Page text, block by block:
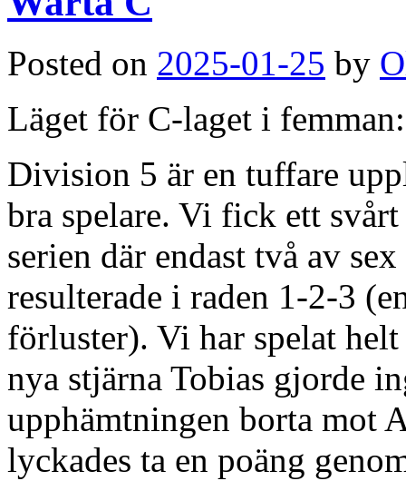
Posted on 2025-01-25 by
Läget för C-laget i femman:
Division 5 är en tuffare
bra spelare. Vi fick ett
serien där endast två av
resulterade i raden 1-2-3
förluster). Vi har spelat
nya stjärna Tobias gjorde
upphämtningen borta mot
lyckades ta en poäng